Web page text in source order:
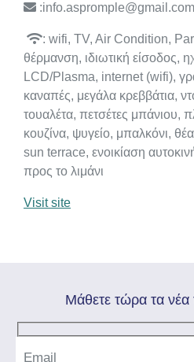
:info.aspromple@gmail.com
: wifi, TV, Air Condition,
θέρμανση, ιδιωτική είσοδος,
LCD/Plasma, internet (wifi),
καναπές, μεγάλα κρεββάτια,
τουαλέτα, πετσέτες μπάνιου,
κουζίνα, ψυγείο, μπαλκόνι,
sun terrace, ενοικίαση
προς το λιμάνι
Visit site
Mάθετε τώρα τα νέα